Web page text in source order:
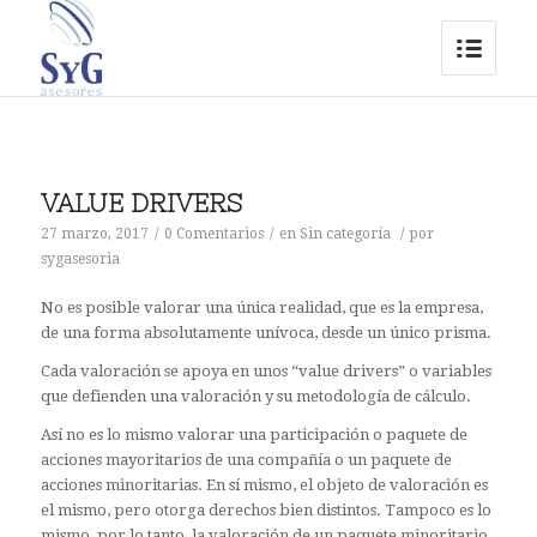
VALUE DRIVERS
27 marzo, 2017 / 0 Comentarios / en Sin categoría / por
sygasesoria
No es posible valorar una única realidad, que es la empresa,
de una forma absolutamente unívoca, desde un único prisma.
Cada valoración se apoya en unos “value drivers” o variables
que defienden una valoración y su metodología de cálculo.
Así no es lo mismo valorar una participación o paquete de
acciones mayoritarios de una compañía o un paquete de
acciones minoritarias. En sí mismo, el objeto de valoración es
el mismo, pero otorga derechos bien distintos. Tampoco es lo